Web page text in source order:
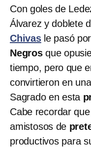
Con goles de
Álvarez y doblete
Chivas le pasó
Negrosque
tiempo, pero que
convirtieron en
Sagrado en esta
Cabe recordar
amistosos de
productivos para